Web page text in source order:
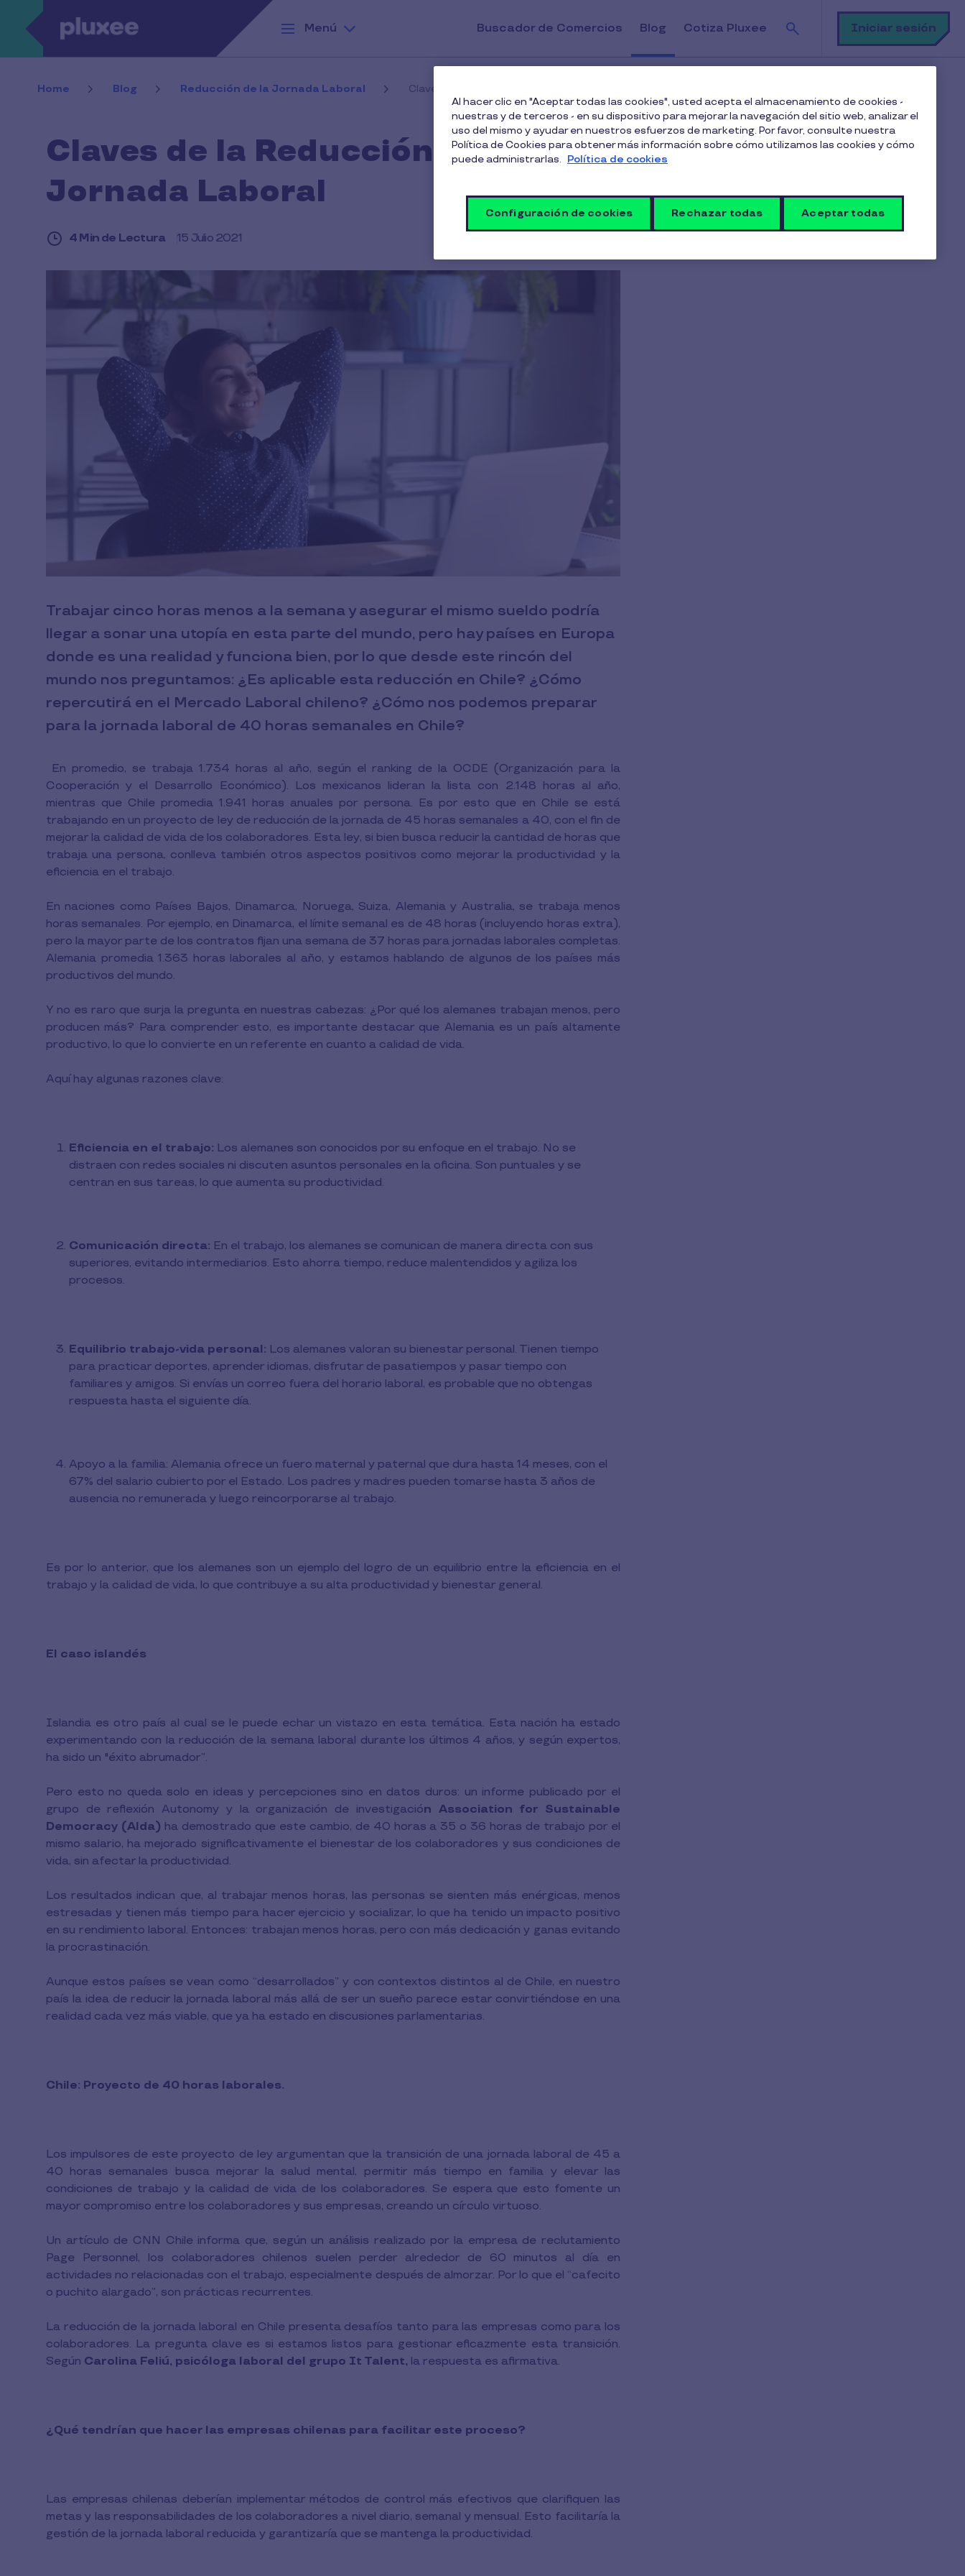
Pasar al contenido principal
Menú
Buscador de Comercios Blog Cotiza Pluxee
Buscar
Iniciar sesión
Home Blog Reducción de la Jornada Laboral Claves de la Reducción de la Jornada Laboral
Claves de la Reducción de la
Jornada Laboral
4 Min de Lectura 15 Julio 2021
Trabajar cinco horas menos a la semana y asegurar el mismo sueldo podría
llegar a sonar una utopía en esta parte del mundo, pero hay países en Europa
donde es una realidad y funciona bien, por lo que desde este rincón del
mundo nos preguntamos: ¿Es aplicable esta reducción en Chile? ¿Cómo
repercutirá en el Mercado Laboral chileno? ¿Cómo nos podemos preparar
para la jornada laboral de 40 horas semanales en Chile?
En promedio, se trabaja 1.734 horas al año, según el ranking de la OCDE (Organización para la
Cooperación y el Desarrollo Económico). Los mexicanos lideran la lista con 2.148 horas al año,
mientras que Chile promedia 1.941 horas anuales por persona. Es por esto que en Chile se está
trabajando en un proyecto de ley de reducción de la jornada de 45 horas semanales a 40, con el fin de
mejorar la calidad de vida de los colaboradores. Esta ley, si bien busca reducir la cantidad de horas que
trabaja una persona, conlleva también otros aspectos positivos como mejorar la productividad y la
eficiencia en el trabajo.
En naciones como Países Bajos, Dinamarca, Noruega, Suiza, Alemania y Australia, se trabaja menos
horas semanales. Por ejemplo, en Dinamarca, el límite semanal es de 48 horas (incluyendo horas extra),
pero la mayor parte de los contratos fijan una semana de 37 horas para jornadas laborales completas.
Alemania promedia 1.363 horas laborales al año, y estamos hablando de algunos de los países más
productivos del mundo.
Y no es raro que surja la pregunta en nuestras cabezas: ¿Por qué los alemanes trabajan menos, pero
producen más? Para comprender esto, es importante destacar que Alemania es un país altamente
productivo, lo que lo convierte en un referente en cuanto a calidad de vida.
Aquí hay algunas razones clave:
Eficiencia en el trabajo: Los alemanes son conocidos por su enfoque en el trabajo. No se
distraen con redes sociales ni discuten asuntos personales en la oficina. Son puntuales y se
centran en sus tareas, lo que aumenta su productividad.
Comunicación directa: En el trabajo, los alemanes se comunican de manera directa con sus
superiores, evitando intermediarios. Esto ahorra tiempo, reduce malentendidos y agiliza los
procesos.
Equilibrio trabajo-vida personal: Los alemanes valoran su bienestar personal. Tienen tiempo
para practicar deportes, aprender idiomas, disfrutar de pasatiempos y pasar tiempo con
familiares y amigos. Si envías un correo fuera del horario laboral, es probable que no obtengas
respuesta hasta el siguiente día.
Apoyo a la familia: Alemania ofrece un fuero maternal y paternal que dura hasta 14 meses, con el
67% del salario cubierto por el Estado. Los padres y madres pueden tomarse hasta 3 años de
ausencia no remunerada y luego reincorporarse al trabajo.
Es por lo anterior, que los alemanes son un ejemplo del logro de un equilibrio entre la eficiencia en el
trabajo y la calidad de vida, lo que contribuye a su alta productividad y bienestar general.
El caso islandés
Islandia es otro país al cual se le puede echar un vistazo en esta temática. Esta nación ha estado
experimentando con la reducción de la semana laboral durante los últimos 4 años, y según expertos,
ha sido un "éxito abrumador”.
Pero esto no queda solo en ideas y percepciones sino en datos duros: un informe publicado por el
grupo de reflexión Autonomy y la organización de investigación Association for Sustainable
Democracy (Alda) ha demostrado que este cambio, de 40 horas a 35 o 36 horas de trabajo por el
mismo salario, ha mejorado significativamente el bienestar de los colaboradores y sus condiciones de
vida, sin afectar la productividad.
Los resultados indican que, al trabajar menos horas, las personas se sienten más enérgicas, menos
estresadas y tienen más tiempo para hacer ejercicio y socializar, lo que ha tenido un impacto positivo
en su rendimiento laboral. Entonces: trabajan menos horas, pero con más dedicación y ganas evitando
la procrastinación.
Aunque estos países se vean como “desarrollados” y con contextos distintos al de Chile, en nuestro
país la idea de reducir la jornada laboral más allá de ser un sueño parece estar convirtiéndose en una
realidad cada vez más viable, que ya ha estado en discusiones parlamentarias.
Chile: Proyecto de 40 horas laborales.
Los impulsores de este proyecto de ley argumentan que la transición de una jornada laboral de 45 a
40 horas semanales busca mejorar la salud mental, permitir más tiempo en familia y elevar las
condiciones de trabajo y la calidad de vida de los colaboradores. Se espera que esto fomente un
mayor compromiso entre los colaboradores y sus empresas, creando un círculo virtuoso.
Un artículo de CNN Chile informa que, según un análisis realizado por la empresa de reclutamiento
Page Personnel, los colaboradores chilenos suelen perder alrededor de 60 minutos al día en
actividades no relacionadas con el trabajo, especialmente después de almorzar. Por lo que el “cafecito
o puchito alargado”, son prácticas recurrentes.
La reducción de la jornada laboral en Chile presenta desafíos tanto para las empresas como para los
colaboradores. La pregunta clave es si estamos listos para gestionar eficazmente esta transición.
Según Carolina Feliú, psicóloga laboral del grupo It Talent, la respuesta es afirmativa.
¿Qué tendrían que hacer las empresas chilenas para facilitar este proceso?
Las empresas chilenas deberían implementar métodos de control más efectivos que clarifiquen las
metas y las responsabilidades de los colaboradores a nivel diario, semanal y mensual. Esto facilitaría la
gestión de la jornada laboral reducida y garantizaría que se mantenga la productividad.
Suscríbete a nuestro blog
Al hacer clic en "Aceptar todas las cookies", usted acepta el almacenamiento de cookies -
nuestras y de terceros - en su dispositivo para mejorar la navegación del sitio web, analizar el
uso del mismo y ayudar en nuestros esfuerzos de marketing. Por favor, consulte nuestra
Política de Cookies para obtener más información sobre cómo utilizamos las cookies y cómo
puede administrarlas. Política de cookies
Configuración de cookies Rechazar todas Aceptar todas